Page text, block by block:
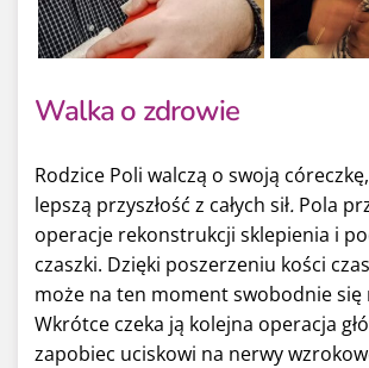
Walka o zdrowie
Rodzice Poli walczą o swoją
lepszą przyszłość z całych sił. Pola
operacje rekonstrukcji sklepienia i
czaszki. Dzięki poszerzeniu kości
może na ten moment swobodnie się
Wkrótce czeka ją kolejna operacja
zapobiec uciskowi na nerwy